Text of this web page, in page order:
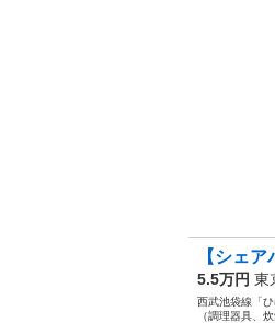
【シェ
5.5万円 東
西武池袋線「
（調理器具、